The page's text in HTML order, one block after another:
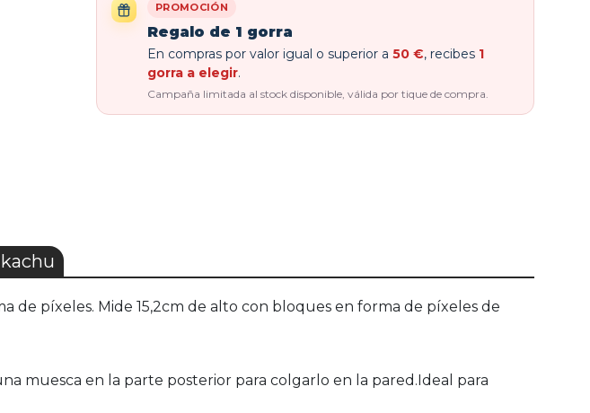
PROMOCIÓN
Regalo de 1 gorra
En compras por valor igual o superior a 50 €, recibes 1
gorra a elegir.
Campaña limitada al stock disponible, válida por tique de compra.
de píxeles. Mide 15,2cm de alto con bloques en forma de píxeles de
muesca en la parte posterior para colgarlo en la pared.Ideal para